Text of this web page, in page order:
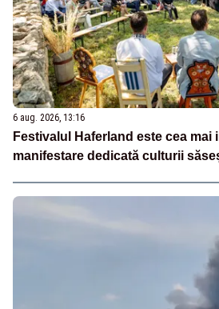
6 aug. 2026, 13:16
Festivalul Haferland este cea mai
manifestare dedicată culturii